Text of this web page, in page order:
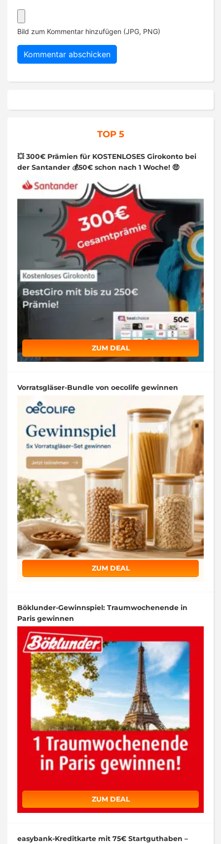
Bild zum Kommentar hinzufügen (JPG, PNG)
TOP 5
💥 300€ Prämien für KOSTENLOSES Girokonto bei
der Santander 💰50€ schon nach 1 Woche! 🤑
ZUM DEAL
Vorratsgläser-Bundle von oecolife gewinnen
ZUM DEAL
Böklunder-Gewinnspiel: Traumwochenende in
Paris gewinnen
ZUM DEAL
easybank-Kreditkarte mit 75€ Startguthaben –